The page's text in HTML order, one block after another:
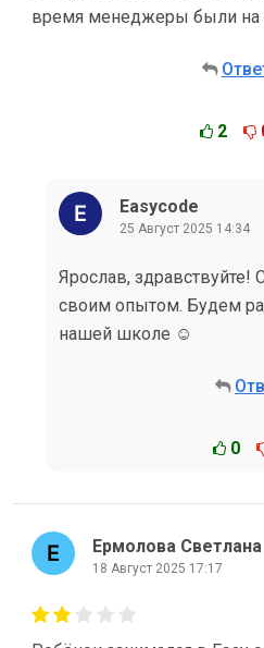
время менеджеры были на
2
Easycode
25 Август 2025 14:34
Ярослав, здравствуйте!
своим опытом. Будем
нашей школе ☺️
0
Ермолова Светлана
18 Август 2025 17:17